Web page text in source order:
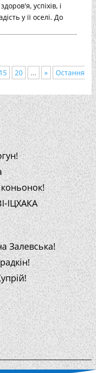
успіхів, і
у її оселі. До
15 20 ... »
Остання
ІЦХАКА
Залевська!